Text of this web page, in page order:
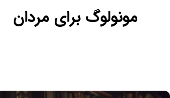
مونولوگ برای مردان